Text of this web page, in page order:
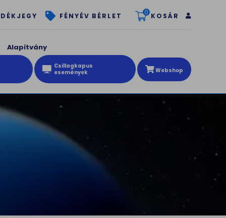
FÉNYÉV BÉRLET 0 KOSÁR
Alapítvány
Csillagkapus
események
Webshop